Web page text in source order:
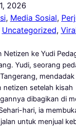
2026
, Media Sosial,
Uncategorized,
Netizen ke Yudi
Yudi, seorang
netizen setelah kisah
dibagikan di
hari, ia
untuk menjual